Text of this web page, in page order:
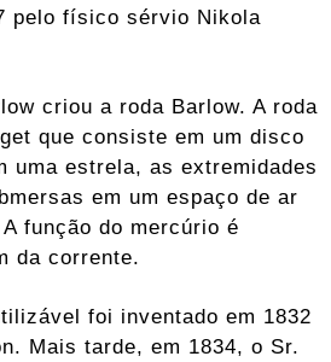
pelo físico sérvio Nikola
criou a roda Barlow. A roda
que consiste em um disco
uma estrela, as extremidades
em um espaço de ar
função do mercúrio é
da corrente.
foi inventado em 1832
Mais tarde, em 1834, o Sr.